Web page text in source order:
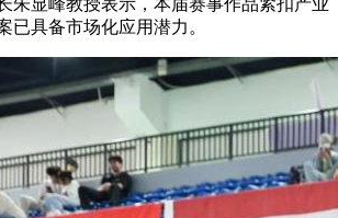
朱显峰教授表示，本届赛事作品紧扣产业
已具备市场化应用潜力。